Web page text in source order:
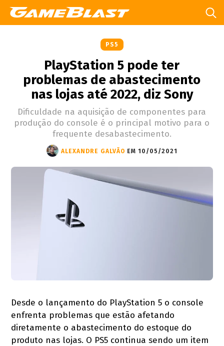
PS5
PlayStation 5 pode ter
problemas de abastecimento
nas lojas até 2022, diz Sony
Dificuldade na aquisição de componentes para
produção do console é o principal motivo para o
frequente desabastecimento.
ALEXANDRE GALVÃO EM 10/05/2021
Desde o lançamento do PlayStation 5 o console
enfrenta problemas que estão afetando
diretamente o abastecimento do estoque do
produto nas lojas. O PS5 continua sendo um item